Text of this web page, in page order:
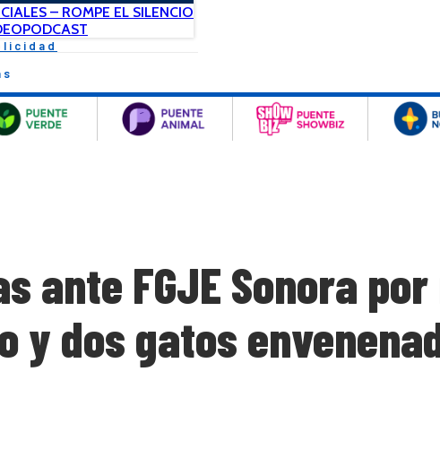
– ROMPE EL SILENCIO
ante FGJE Sonora
y dos gatos